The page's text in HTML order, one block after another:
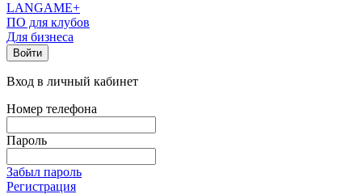
LANGAME+
ПО для клубов
Для бизнеса
Войти
Вход в личный кабинет
Номер телефона
Пароль
Забыл пароль
Регистрация